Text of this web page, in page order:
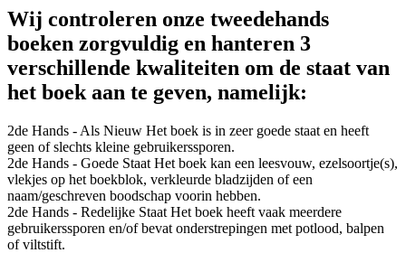
Wij controleren onze tweedehands
boeken zorgvuldig en hanteren 3
verschillende kwaliteiten om de staat van
het boek aan te geven, namelijk:
2de Hands - Als Nieuw Het boek is in zeer goede staat en heeft
geen of slechts kleine gebruikerssporen.
2de Hands - Goede Staat Het boek kan een leesvouw, ezelsoortje(s),
vlekjes op het boekblok, verkleurde bladzijden of een
naam/geschreven boodschap voorin hebben.
2de Hands - Redelijke Staat Het boek heeft vaak meerdere
gebruikerssporen en/of bevat onderstrepingen met potlood, balpen
of viltstift.